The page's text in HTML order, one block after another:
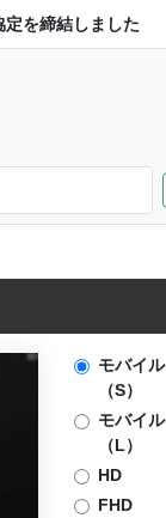
を締結しました
モバイル
（S）
モバイル
（L）
HD
FHD